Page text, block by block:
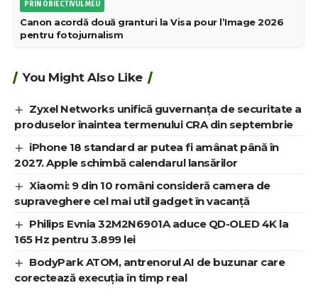
PRIN OBIECTIVUL MEU
Canon acordă două granturi la Visa pour l’Image 2026
pentru fotojurnalism
You Might Also Like
Zyxel Networks unifică guvernanța de securitate a
produselor înaintea termenului CRA din septembrie
iPhone 18 standard ar putea fi amânat până în
2027. Apple schimbă calendarul lansărilor
Xiaomi: 9 din 10 români consideră camera de
supraveghere cel mai util gadget în vacanță
Philips Evnia 32M2N6901A aduce QD-OLED 4K la
165 Hz pentru 3.899 lei
BodyPark ATOM, antrenorul AI de buzunar care
corectează execuția în timp real